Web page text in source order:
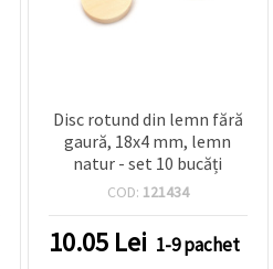
Disc rotund din lemn fără
gaură, 18x4 mm, lemn
natur - set 10 bucăți
COD: 121434
10.05 Lei 1-9 pachet